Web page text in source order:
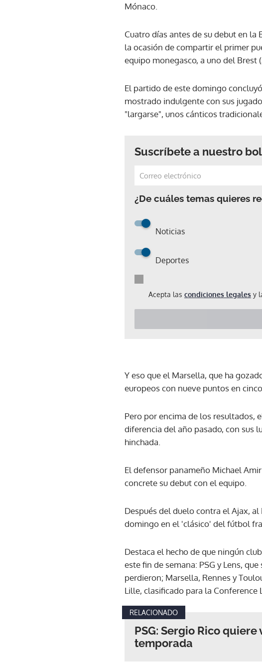
Mónaco.
Cuatro días antes de su debut en la
la ocasión de compartir el primer
equipo monegasco, a uno del Brest
El partido de este domingo
mostrado indulgente con sus
"largarse", unos cánticos
Suscríbete a nuestro
¿De cuáles temas quieres
Noticias
Deportes
Acepta las condiciones legales y
Y eso que el Marsella, que ha
europeos con nueve puntos en
Pero por encima de los resultados,
diferencia del año pasado, con sus
hinchada.
El defensor panameño Michael
concrete su debut con el equipo.
Después del duelo contra el Ajax,
domingo en el 'clásico' del fútbol
Destaca el hecho de que ningún
este fin de semana: PSG y Lens,
perdieron; Marsella, Rennes y
Lille, clasificado para la Conference
RELACIONADO
PSG: Sergio Rico
temporada